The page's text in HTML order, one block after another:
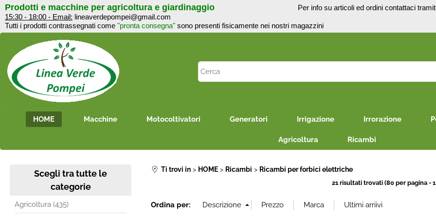
Prodotti e macchine per agricoltura e giardinaggio Per info su articoli ed ordini contattaci
15:30 - 18:00 - Email: lineaverdepompei@gmail.com
Tutti i prodotti contrassegnati come "pronta consegna" sono presenti fisicamente nei
il
poi
HOME Macchine Motocoltivatori Generatori Irrigazione Irrorazione
Agricoltura Ricambi
Scegli tra tutte le
categorie
Agricoltura (435)
Ti trovi in HOME Ricambi Ricambi per forbici elettriche
21 risultati trovati (80 per pagina -
Ordina per: